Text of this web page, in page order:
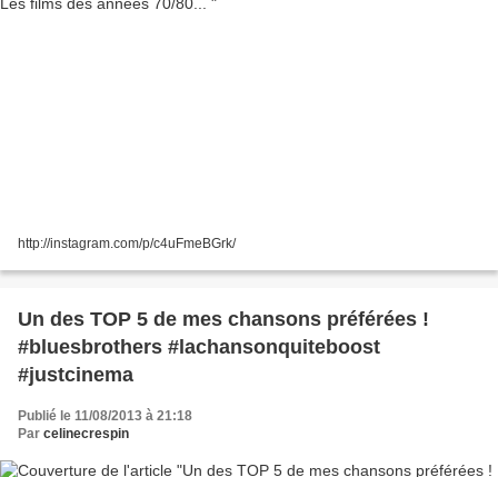
http://instagram.com/p/c4uFmeBGrk/
Un des TOP 5 de mes chansons préférées !
#bluesbrothers #lachansonquiteboost
#justcinema
Publié le 11/08/2013 à 21:18
Par celinecrespin